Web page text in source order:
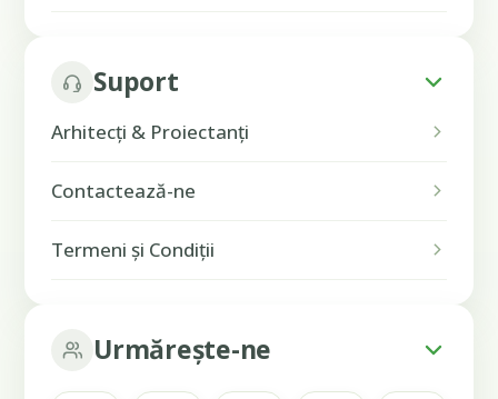
Suport
Arhitecți & Proiectanți
Contactează-ne
Termeni și Condiții
Urmărește-ne